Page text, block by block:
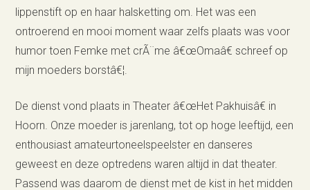
lippenstift op en haar halsketting om. Het was een
ontroerend en mooi moment waar zelfs plaats was voor
humor toen Femke met crÃ¨me â€œOmaâ€ schreef op
mijn moeders borstâ€¦.
De dienst vond plaats in Theater â€œHet Pakhuisâ€ in
Hoorn. Onze moeder is jarenlang, tot op hoge leeftijd, een
enthousiast amateurtoneelspeelster en danseres
geweest en deze optredens waren altijd in dat theater.
Passend was daarom de dienst met de kist in het midden